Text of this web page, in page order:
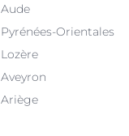
Aude
Pyrénées-Orientales
Lozère
Aveyron
Ariège